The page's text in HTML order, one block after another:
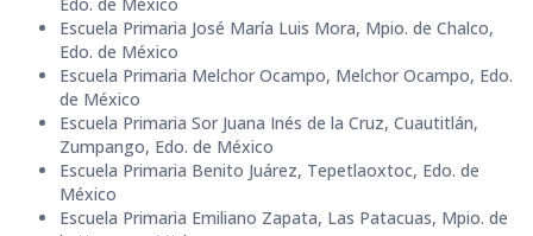
Escuela Primaria José María Luis Mora, Mpio. de Chalco,
Edo. de México
Escuela Primaria Melchor Ocampo, Melchor Ocampo, Edo.
de México
Escuela Primaria Sor Juana Inés de la Cruz, Cuautitlán,
Zumpango, Edo. de México
Escuela Primaria Benito Juárez, Tepetlaoxtoc, Edo. de
México
Escuela Primaria Emiliano Zapata, Las Patacuas, Mpio. de